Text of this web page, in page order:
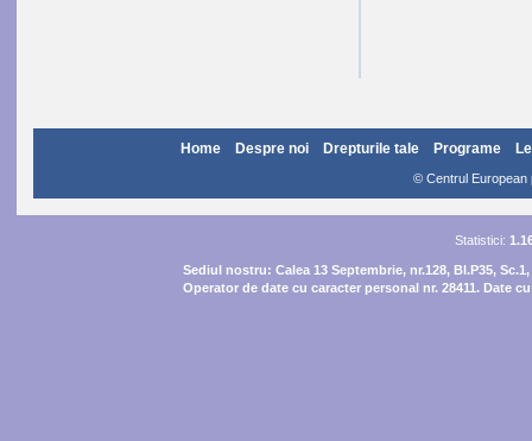
Home Despre noi Drepturile tale Programe
© Centrul European
Statistici:
Sediul nostru: Calea 13 Septembrie, nr.128, Bl.P35,
Operator de date cu caracter personal nr. 28411. Date